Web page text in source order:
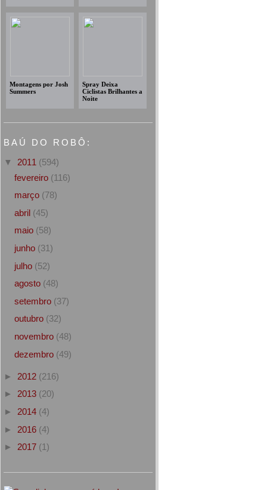
Montagens por Josh
Summers
Spray Deixa
Ciclistas Brilhantes a
Noite
BAÚ DO ROBÔ:
▼ 2011 (594)
fevereiro (116)
março (78)
abril (45)
maio (58)
junho (31)
julho (52)
agosto (48)
setembro (37)
outubro (32)
novembro (48)
dezembro (49)
► 2012 (216)
► 2013 (20)
► 2014 (4)
► 2016 (4)
► 2017 (1)